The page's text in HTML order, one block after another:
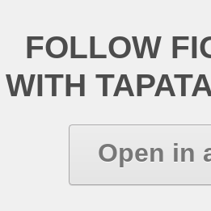
FOLLOW
WITH
Open in